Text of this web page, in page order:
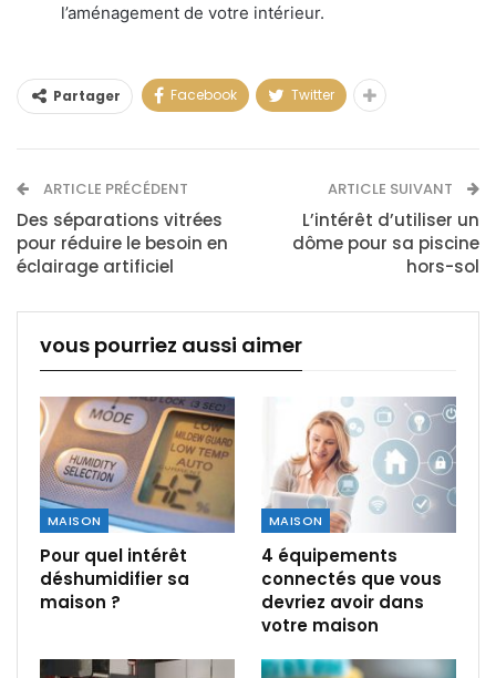
l’aménagement de votre intérieur.
Partager Facebook Twitter
ARTICLE PRÉCÉDENT
Des séparations vitrées
pour réduire le besoin en
éclairage artificiel
ARTICLE SUIVANT
L’intérêt d’utiliser un
dôme pour sa piscine
hors-sol
vous pourriez aussi aimer
MAISON
Pour quel intérêt
déshumidifier sa
maison ?
MAISON
4 équipements
connectés que vous
devriez avoir dans
votre maison